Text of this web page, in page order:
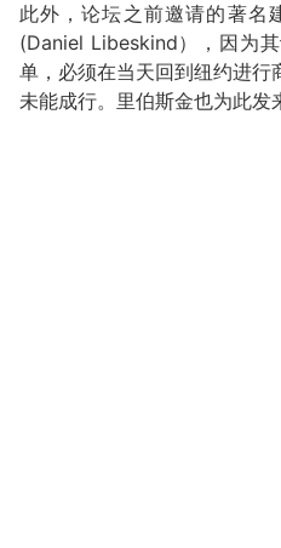
此外，论坛之前邀请的著名
(Daniel Libeskind），因为
单，必须在当天回到纽约进
未能成行。里伯斯金也为此发